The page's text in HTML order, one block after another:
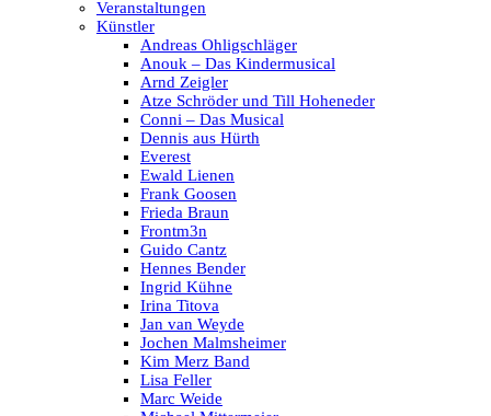
Veranstaltungen
Künstler
Andreas Ohligschläger
Anouk – Das Kindermusical
Arnd Zeigler
Atze Schröder und Till Hoheneder
Conni – Das Musical
Dennis aus Hürth
Everest
Ewald Lienen
Frank Goosen
Frieda Braun
Frontm3n
Guido Cantz
Hennes Bender
Ingrid Kühne
Irina Titova
Jan van Weyde
Jochen Malmsheimer
Kim Merz Band
Lisa Feller
Marc Weide